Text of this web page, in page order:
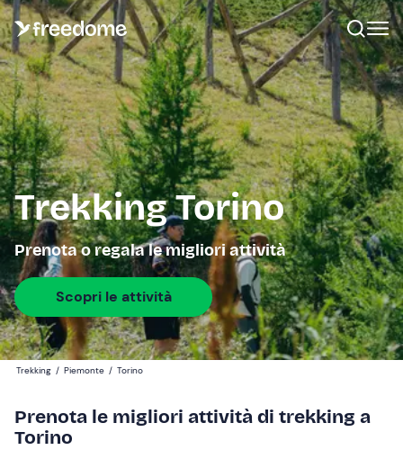
Trekking Torino
Prenota o regala le migliori attività
Scopri le attività
Trekking / Piemonte / Torino
Prenota le migliori attività di trekking a
Torino